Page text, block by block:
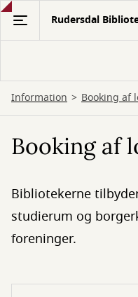
Gå
hovedindhold
Rudersdal
Information Booking af
Booking af
Bibliotekerne
studierum og
foreninger.